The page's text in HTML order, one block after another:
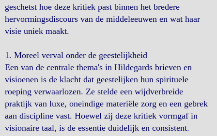
geschetst hoe deze kritiek past binnen het bredere
hervormingsdiscours van de middeleeuwen en wat haar
visie uniek maakt.
1. Moreel verval onder de geestelijkheid
Een van de centrale thema's in Hildegards brieven en
visioenen is de klacht dat geestelijken hun spirituele
roeping verwaarlozen. Ze stelde een wijdverbreide
praktijk van luxe, oneindige materiële zorg en een gebrek
aan discipline vast. Hoewel zij deze kritiek vormgaf in
visionaire taal, is de essentie duidelijk en consistent.